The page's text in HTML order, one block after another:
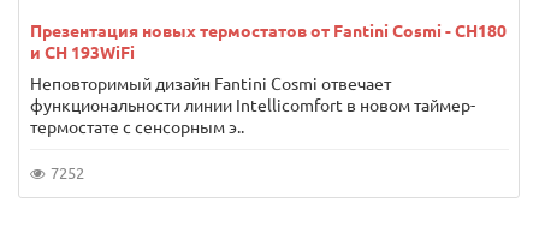
Презентация новых термостатов от Fantini Cosmi - CH180
и CH 193WiFi
Неповторимый дизайн Fantini Cosmi отвечает
функциональности линии Intellicomfort в новом таймер-
термостате с сенсорным э..
7252